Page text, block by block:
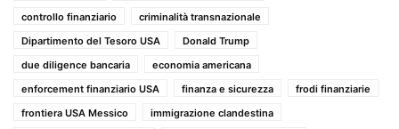
controllo finanziario
criminalità transnazionale
Dipartimento del Tesoro USA
Donald Trump
due diligence bancaria
economia americana
enforcement finanziario USA
finanza e sicurezza
frodi finanziarie
frontiera USA Messico
immigrazione clandestina